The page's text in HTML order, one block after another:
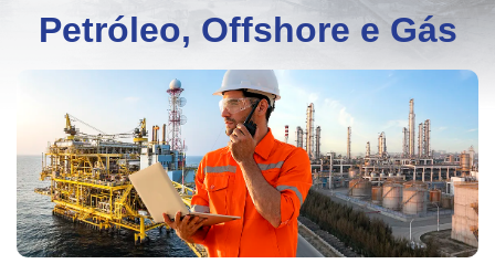
Petróleo, Offshore e Gás